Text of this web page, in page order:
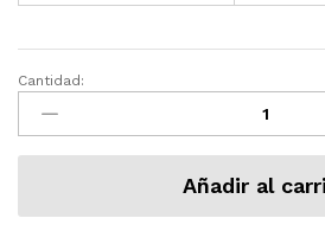
Montacargas
Usado
Hombre
15500
Cantidad:
Añadir al